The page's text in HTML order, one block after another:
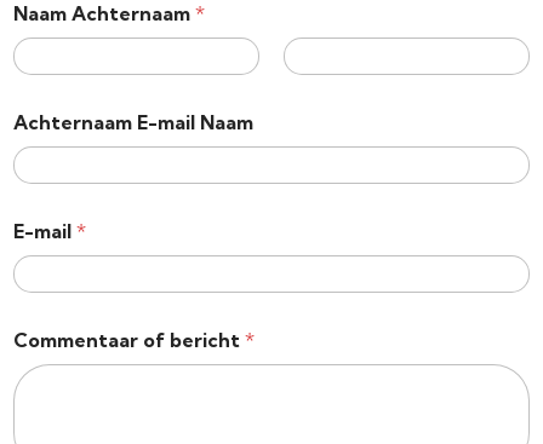
Naam Achternaam *
Achternaam E-mail Naam
E-mail *
Commentaar of bericht *